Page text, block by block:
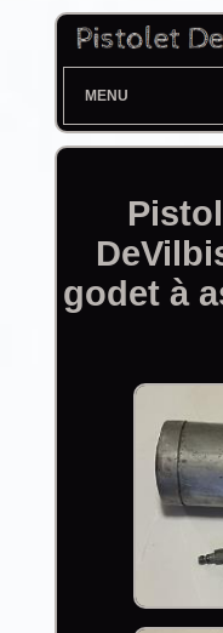
MENU
godet à